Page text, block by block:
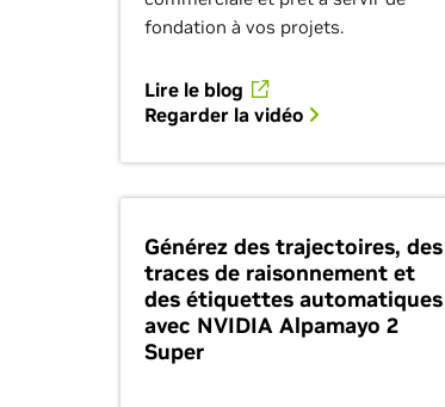
fondation à vos projets.
Lire le blog
Regarder la vidéo
Générez des trajectoires, des
traces de raisonnement et
des étiquettes automatiques
avec NVIDIA Alpamayo 2
Super